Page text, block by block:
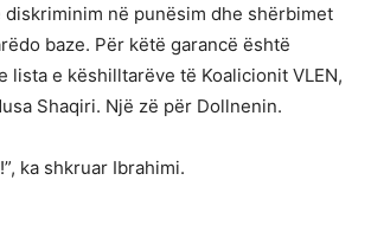
diskriminim në punësim dhe shërbimet
baze. Për këtë garancë është
lista e këshilltarëve të Koalicionit VLEN,
Shaqiri. Një zë për Dollnenin.
ka shkruar Ibrahimi.